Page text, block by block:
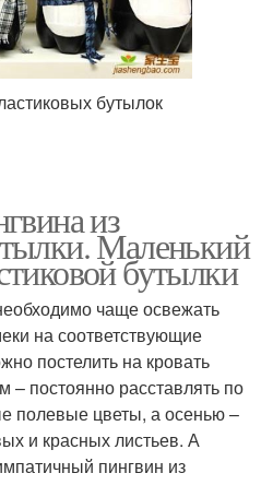
бутылок
из
Маленький
бутылки
чаще освежать
на соответствующие
постелить на кровать
– постоянно расставлять по
полевые цветы, а осенью –
и красных листьев. А
пингвин из